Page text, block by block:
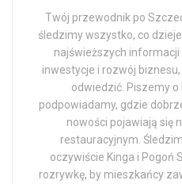
Twój przewodnik po
śledzimy wszystko, co
najświeższych
inwestycje i rozwój
odwiedzić. Piszemy
podpowiadamy, gdzie
nowości pojawiają się
restauracyjnym.
oczywiście Kinga i Pogoń
rozrywkę, by mieszkańcy